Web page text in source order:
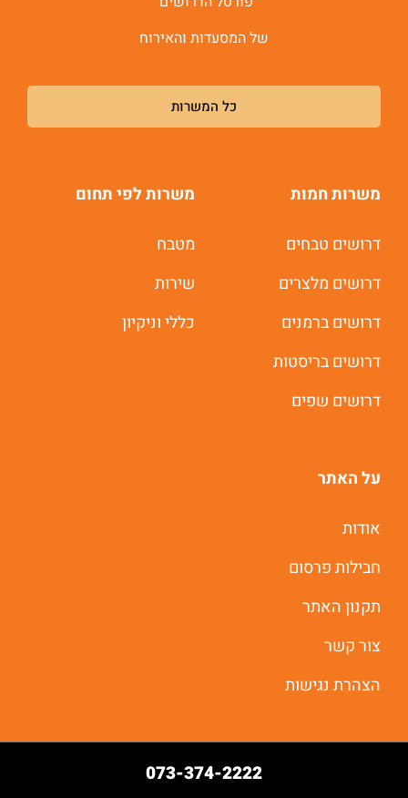
של המסעדות והאירוח
כל המשרות
משרות חמות
דרושים טבחים
דרושים מלצרים
דרושים ברמנים
דרושים בריסטות
דרושים שפים
משרות לפי תחום
מטבח
שירות
כללי וניקיון
על האתר
אודות
חבילות פרסום
תקנון האתר
צור קשר
הצהרת נגישות
073-374-2222